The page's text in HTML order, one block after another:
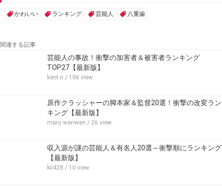
かわいい ランキング 芸能人 八重歯
関連する記事
芸能人の事故！衝撃の加害者＆被害者ランキング
TOP27【最新版】
kent.n / 106 view
原作クラッシャーの脚本家＆監督20選！衝撃の改変ラン
キング【最新版】
maru.wanwan / 26 view
収入源が謎の芸能人＆有名人20選～衝撃順にランキング
【最新版】
kii428 / 10 view